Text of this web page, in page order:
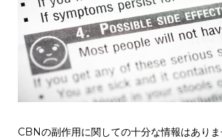
CBNの副作用に関しての十分な情報はあり